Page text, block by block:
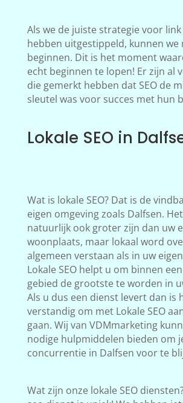
Als we de juiste strategie voor
hebben uitgestippeld, kunnen we
beginnen. Dit is het moment
echt beginnen te lopen! Er zijn al
die gemerkt hebben dat SEO de
sleutel was voor succes met hun
Lokale SEO in
Wat is lokale SEO? Dat is de
eigen omgeving zoals Dalfsen.
natuurlijk ook groter zijn dan uw
woonplaats, maar lokaal word
algemeen verstaan als in uw
Lokale SEO helpt u om binnen
gebied de grootste te worden in
Als u dus een dienst levert dan is
verstandig om met Lokale SEO
gaan. Wij van VDMmarketing
nodige hulpmiddelen bieden om
concurrentie in Dalfsen voor te
Wat zijn onze lokale SEO